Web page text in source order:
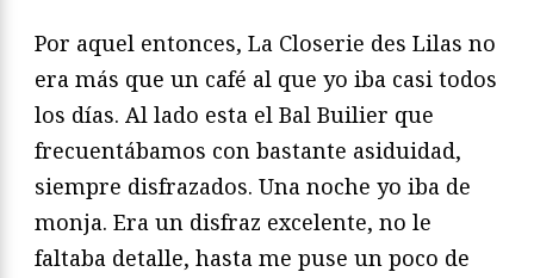
Por aquel entonces, La Closerie des Lilas no
era más que un café al que yo iba casi todos
los días. Al lado esta el Bal Builier que
frecuentábamos con bastante asiduidad,
siempre disfrazados. Una noche yo iba de
monja. Era un disfraz excelente, no le
faltaba detalle, hasta me puse un poco de